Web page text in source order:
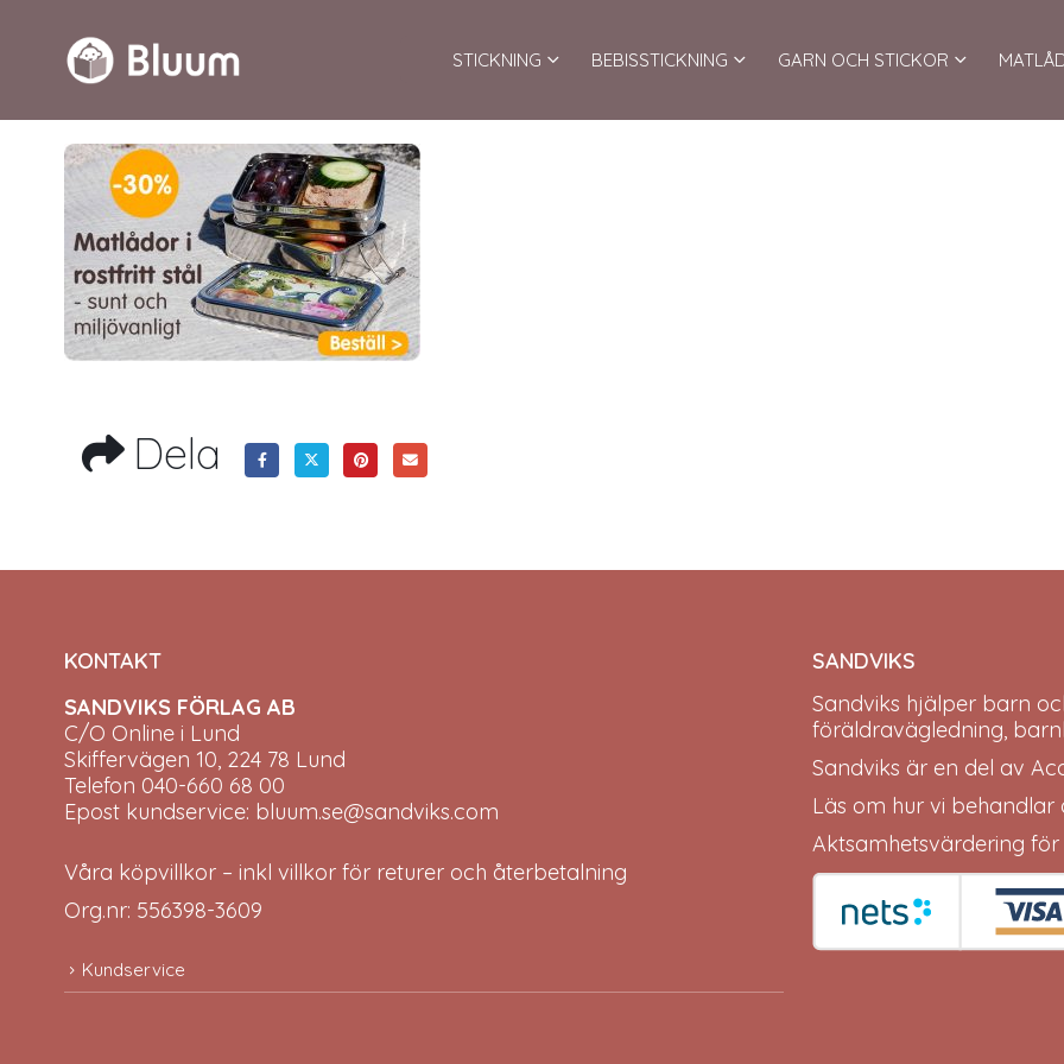
STICKNING BEBISSTICKNING GARN OCH STICKOR
Dela
KONTAKT
SANDVIKS FÖRLAG AB
C/O Online i Lund
Skiffervägen 10, 224 78 Lund
Telefon 040-660 68 00
Epost kundservice: bluum.se@sandviks.com
Våra köpvillkor – inkl villkor för returer och återbetalning
Org.nr: 556398-3609
Kundservice
SANDVIKS
Sandviks hjälper barn
föräldravägledning,
Sandviks är en del av
Läs om hur vi behandlar
Aktsamhetsvärdering för